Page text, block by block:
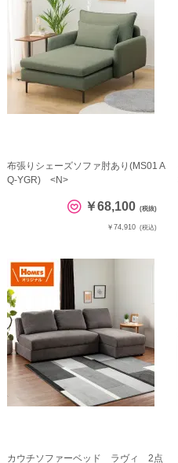
布張りシェーズソファ肘あり(MS01 A
Q-YGR) <N>
￥68,100 (税抜)
￥74,910 (税込)
カウチソファーベッド ラヴィ 2点